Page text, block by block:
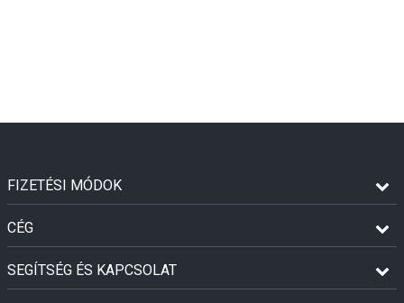
FIZETÉSI MÓDOK
CÉG
SEGÍTSÉG ÉS KAPCSOLAT